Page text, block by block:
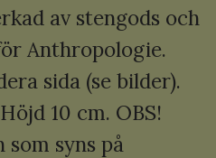
av stengods och
Anthropologie.
sida (se bilder).
10 cm. OBS!
som syns på